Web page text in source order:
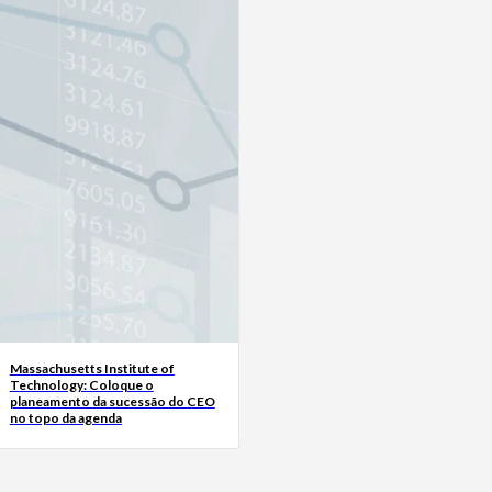
Massachusetts Institute of
Technology: Coloque o
planeamento da sucessão do CEO
no topo da agenda